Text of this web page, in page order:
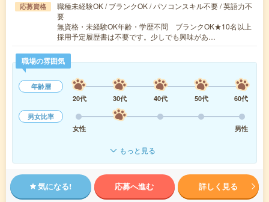
応募資格
職種未経験OK / ブランクOK / パソコンスキル不要 / 英語力不
要
無資格・未経験OK年齢・学歴不問 ブランクOK★10名以上
採用予定履歴書は不要です。少しでも興味があ…
職場の雰囲気
年齢層
20代
30代 40代 50代
60代
男女比率
女性
男性
もっと見る
気になる! 応募へ進む 詳しく見る